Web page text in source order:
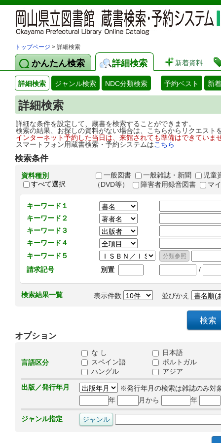
トップページ > 詳細検索
かんたん検索 詳細検索 新着資料
詳細検索 ジャンル検索 NDC分類検索 予約ベスト 新
詳細検索
詳細な条件を設定して、蔵書を検索することができます。
検索の結果、お探しの資料がない場合は、こちらからリクエス
インターネット予約した当日は、来館されても準備はできてい
スマートフォン用蔵書検索・予約システムはこちら
検索条件
資料種別
すべて選択
一般図書 一般雑誌・新聞
児童
（DVD等）
障害者用録音図書 マ
キーワード１
キーワード２
キーワード３
キーワード４
キーワード５
請求記号
別置 /
検索結果一覧 表示件数 並びかえ
オプション
言語区分
な し
日本語
スペイン語
ポルトガル
ハングル
アジア
出版／発行年月
※発行年月の検索は雑誌のみ対
年
月から 年
ジャンル指定